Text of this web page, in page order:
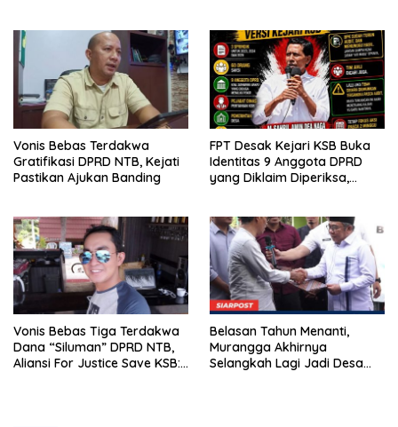
Vonis Bebas Terdakwa
Gratifikasi DPRD NTB, Kejati
Pastikan Ajukan Banding
FPT Desak Kejari KSB Buka
Identitas 9 Anggota DPRD
yang Diklaim Diperiksa,
Vonis Bebas Tiga Terdakwa
Dana “Siluman” DPRD NTB,
Aliansi For Justice Save KSB:
Belasan Tahun Menanti,
Murangga Akhirnya
Selangkah Lagi Jadi Desa